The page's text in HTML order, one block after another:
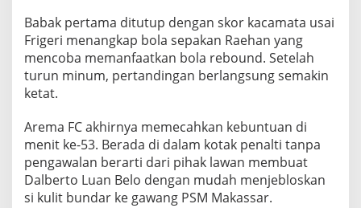
u
n
g
g
Babak pertama ditutup dengan skor kacamata usai
Frigeri menangkap bola sepakan Raehan yang
mencoba memanfaatkan bola rebound. Setelah
turun minum, pertandingan berlangsung semakin
ketat.
Arema FC akhirnya memecahkan kebuntuan di
menit ke-53. Berada di dalam kotak penalti tanpa
pengawalan berarti dari pihak lawan membuat
Dalberto Luan Belo dengan mudah menjebloskan
si kulit bundar ke gawang PSM Makassar.